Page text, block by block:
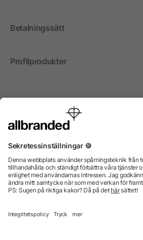
Betalningssätt
Profilprodukter
enbart till företag, institutioner,